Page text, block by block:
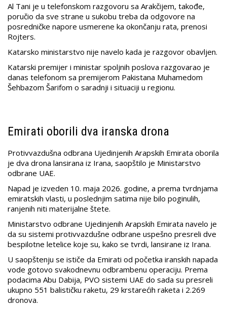
Al Tani je u telefonskom razgovoru sa Arakčijem, takođe,
poručio da sve strane u sukobu treba da odgovore na
posredničke napore usmerene ka okončanju rata, prenosi
Rojters.
Katarsko ministarstvo nije navelo kada je razgovor obavljen.
Katarski premijer i ministar spoljnih poslova razgovarao je
danas telefonom sa premijerom Pakistana Muhamedom
Šehbazom Šarifom o saradnji i situaciji u regionu.
Emirati oborili dva iranska drona
Protivvazdušna odbrana Ujedinjenih Arapskih Emirata oborila
je dva drona lansirana iz Irana, saopštilo je Ministarstvo
odbrane UAE.
Napad je izveden 10. maja 2026. godine, a prema tvrdnjama
emiratskih vlasti, u poslednjim satima nije bilo poginulih,
ranjenih niti materijalne štete.
Ministarstvo odbrane Ujedinjenih Arapskih Emirata navelo je
da su sistemi protivvazdušne odbrane uspešno presreli dve
bespilotne letelice koje su, kako se tvrdi, lansirane iz Irana.
U saopštenju se ističe da Emirati od početka iranskih napada
vode gotovo svakodnevnu odbrambenu operaciju. Prema
podacima Abu Dabija, PVO sistemi UAE do sada su presreli
ukupno 551 balističku raketu, 29 krstarećih raketa i 2.269
dronova.